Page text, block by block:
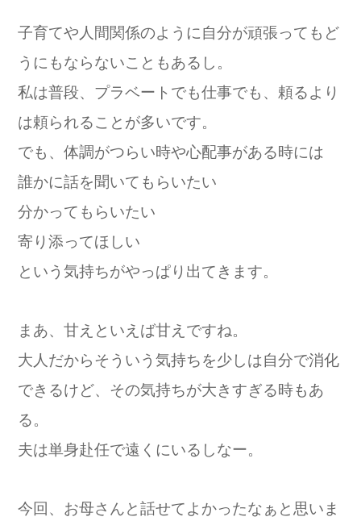
子育てや人間関係のように自分が頑張ってもど
うにもならないこともあるし。
私は普段、プラベートでも仕事でも、頼るより
は頼られることが多いです。
でも、体調がつらい時や心配事がある時には
誰かに話を聞いてもらいたい
分かってもらいたい
寄り添ってほしい
という気持ちがやっぱり出てきます。
まあ、甘えといえば甘えですね。
大人だからそういう気持ちを少しは自分で消化
できるけど、その気持ちが大きすぎる時もあ
る。
夫は単身赴任で遠くにいるしなー。
今回、お母さんと話せてよかったなぁと思いま